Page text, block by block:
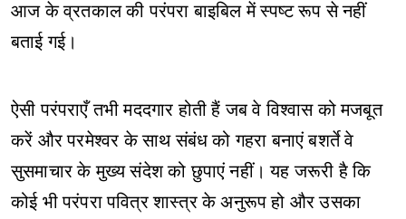
आज के व्रतकाल की परंपरा बाइबिल में स्पष्ट रूप से नहीं
बताई गई।
ऐसी परंपराएँ तभी मददगार होती हैं जब वे विश्वास को मजबूत
करें और परमेश्वर के साथ संबंध को गहरा बनाएं बशर्ते वे
सुसमाचार के मुख्य संदेश को छुपाएं नहीं। यह जरूरी है कि
कोई भी परंपरा पवित्र शास्त्र के अनुरूप हो और उसका